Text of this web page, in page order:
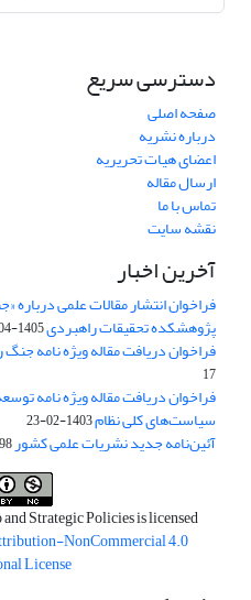
دسترسی سریع
صفحه اصلی
درباره نشریه
اعضای هیات تحریریه
ارسال مقاله
تماس با ما
نقشه سایت
آخرین اخبار
فراخوان انتشار مقالات علمی
پژوهشکده تحقیقات راهبردی1405-04-21
فراخوان دریافت مقاله ویژه نامه جنگ
17
فراخوان دریافت مقاله ویژه نامه
سیاست‌های کلی نظام1403-02-23
آئین‌نامه جدید نشریات علمی کشور22
Strategic Policies is licensed
NonCommercial 4.0
License